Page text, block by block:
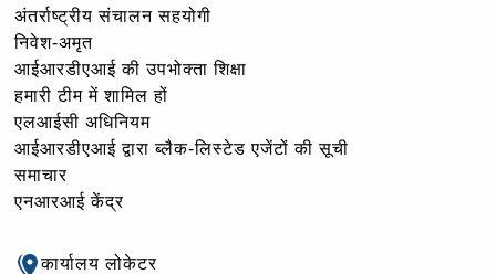
अंतर्राष्ट्रीय संचालन सहयोगी
निवेश-अमृत
आईआरडीएआई की उपभोक्ता शिक्षा
हमारी टीम में शामिल हों
एलआईसी अधिनियम
आईआरडीएआई द्वारा ब्लैक-लिस्टेड एजेंटों की सूची
समाचार
एनआरआई केंद्र
कार्यालय लोकेटर